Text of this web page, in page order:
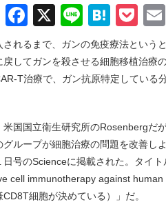
Facebook
X Line
れるまで、ガンの免疫療法という
してガンを殺させる細胞移植治療
T治療で、ガン抗原特定している
国国立衛生研究所のRosenbergだ
ループが細胞治療の問題を改善し
日号のScienceに掲載された。タイ
cell immunotherapy against
細胞が決めている）」だ。